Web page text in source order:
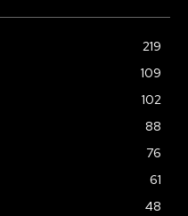
219
109
102
88
76
61
48